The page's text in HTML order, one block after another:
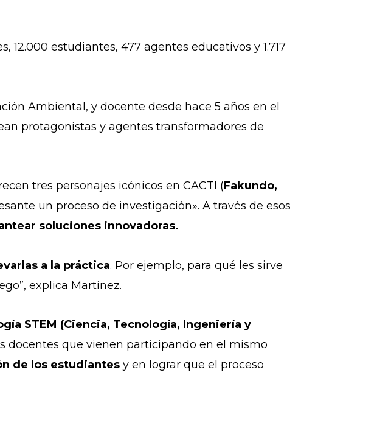
12.000 estudiantes, 477 agentes educativos y 1.717
Ambiental, y docente desde hace 5 años en el
protagonistas y agentes transformadores de
tres personajes icónicos en CACTI (Fakundo,
un proceso de investigación». A través de esos
soluciones innovadoras.
a la práctica. Por ejemplo, para qué les sirve
explica Martínez.
STEM (Ciencia, Tecnología, Ingeniería y
docentes que vienen participando en el mismo
de los estudiantes y en lograr que el proceso